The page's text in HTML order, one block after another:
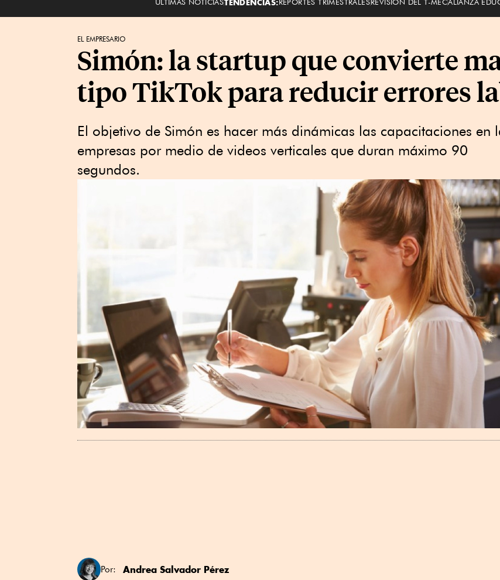
EL EMPRESARIO
Simón: la startup que convierte
tipo TikTok para reducir errores
El objetivo de Simón es hacer más dinámicas las capacitaciones en
empresas por medio de videos verticales que duran máximo 90
segundos.
Por: Andrea Salvador Pérez